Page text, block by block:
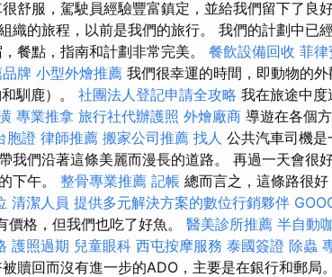
舒服，駕駛員經驗豐富鎮定，並給我們留下了良
織的旅程，以前是我們的旅行。 我們的計劃中已
餐點，指南和計劃非常完美。 餐飲設備回收 菲律
牌 小型外燴推薦 我們很幸運的時間，即動物的
馴鹿）。 社團法人登記申請全攻略 我在旅途中度
專業推拿 旅行社代辦護照 外燴廠商 導遊在各個
胞證 律師推薦 搬家公司推薦 找人 公共汽車司機
我們沿著這條美麗而漫長的道路。 再過一天會很
下午。 整骨專業推薦 記帳 總而言之，這條路很
清潔人員 提供多元解決方案的數位行銷夥伴
價格，但我們也吃了好魚。 醫美診所推薦 半自動
護照過期 兒童眼科 西屯按摩服務 泰國簽證 除蟲
贖回而沒有進一步的ADO，主要是在銀行和郵局